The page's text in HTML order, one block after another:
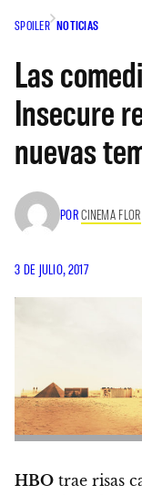
SPOILER NOTICIAS
Las
Insecure
nuevas
PORCINEMA FLOR
3 DE JULIO, 2017
HBO trae risas